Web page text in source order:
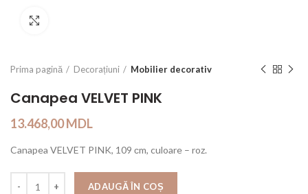
Prima pagină Decorațiuni Mobilier decorativ
Canapea VELVET PINK
13.468,00MDL
Canapea VELVET PINK, 109 сm, culoare – roz.
ADAUGĂ ÎN COȘ